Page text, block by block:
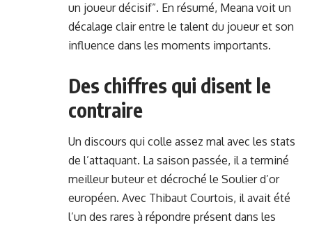
un joueur décisif”. En résumé, Meana voit un
décalage clair entre le talent du joueur et son
influence dans les moments importants.
Des chiffres qui disent le
contraire
Un discours qui colle assez mal avec les stats
de l’attaquant. La saison passée, il a terminé
meilleur buteur et décroché le Soulier d’or
européen. Avec Thibaut Courtois, il avait été
l’un des rares à répondre présent dans les